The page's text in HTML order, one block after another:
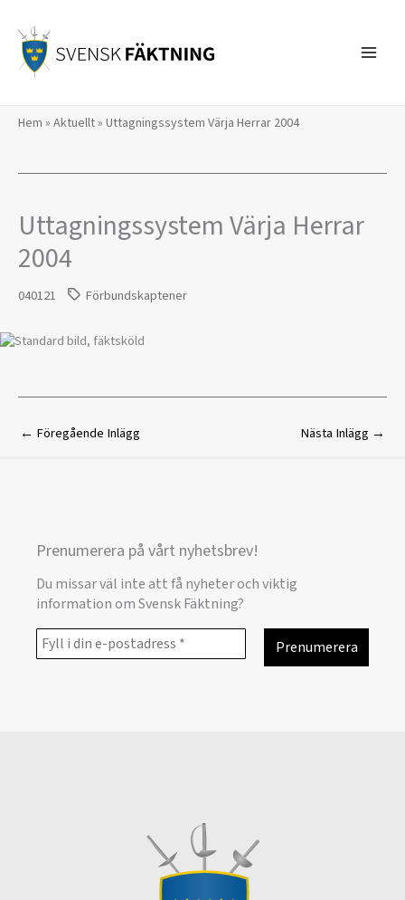
innehåll
Hem » Aktuellt» Uttagningssystem Värja Herrar 2004
Uttagningssystem Värja Herrar
2004
040121 Förbundskaptener
← Föregående Inlägg Nästa Inlägg →
Prenumerera på vårt nyhetsbrev!
Du missar väl inte att få nyheter och viktig
information om Svensk Fäktning?